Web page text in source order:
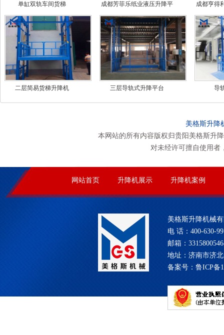
单缸双轨车间货梯
成都芳菲乐纸业液压升降平
成都亨得
二层简易货梯升降机 三层导轨式升降平台 导
美格斯升降
本网站的所有内容版权归贵阳美格斯升
对未经许可擅自使用者
网站首页 升降机展示 升降机案例
美格斯升降机械
电 话：400-630-
邮箱：
地址：济南市济
备案号： 鲁ICP备